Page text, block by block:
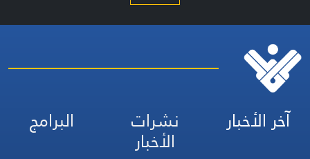
آخر الأخبار نشرات
الأخبار
البرامج